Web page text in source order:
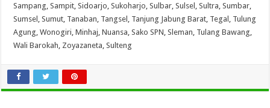
Sampang ,Sampit ,Sidoarjo ,Sukoharjo ,Sulbar ,Sulsel ,Sultra ,Sumbar
Sumsel ,Sumut Tanaban Tangsel Tanjung Jabung Barat Tegal
Tulung
Agung ,Wonogiri ,Minhaj ,Nuansa ,Sako SPN ,Sleman Tulang Bawang
Wali Barokah Zoyazaneta ,Sulteng